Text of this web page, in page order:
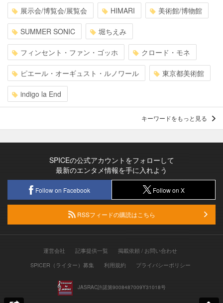
展示会/博覧会/展覧会 HIMARI 美術館/博物館
SUMMER SONIC 堀ちえみ
フィンセント・ファン・ゴッホ クロード・モネ
ピエール・オーギュスト・ルノワール 東京都美術館
indigo la End
キーワードをもっと見る
SPICEの公式アカウントをフォローして
最新のエンタメ情報を手に入れよう
Follow on Facebook Follow on X
RSSフィードの購読はこちら
運営会社 記事提供一覧
掲載依頼 / お問い合わせ
SPICER（ライター）募集
利用規約 プライバシーポリシー
JASRAC許諾第9008487009Y31018号